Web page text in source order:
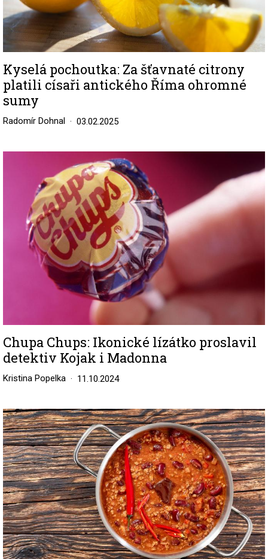
Kyselá pochoutka: Za šťavnaté citrony
platili císaři antického Říma ohromné
sumy
Radomír Dohnal 03.02.2025
Chupa Chups: Ikonické lízátko proslavil
detektiv Kojak i Madonna
Kristina Popelka 11.10.2024
Image